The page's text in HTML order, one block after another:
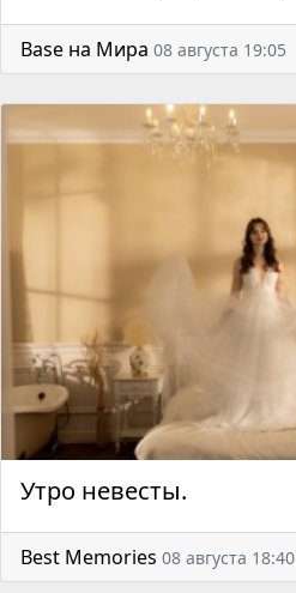
Base на Мира 08 августа 19:05
Утро невесты.
Best Memories 08 августа 18:40